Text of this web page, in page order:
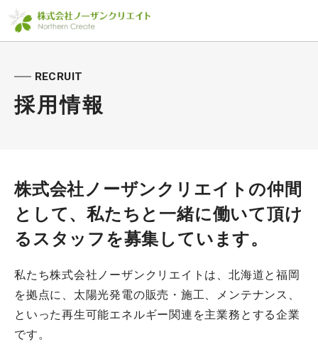
RECRUIT
採用情報
株式会社ノーザンクリエイトの仲間
として、私たちと一緒に働いて頂け
るスタッフを募集しています。
私たち株式会社ノーザンクリエイトは、北海道と福岡
を拠点に、太陽光発電の販売・施工、メンテナンス、
といった再生可能エネルギー関連を主業務とする企業
です。